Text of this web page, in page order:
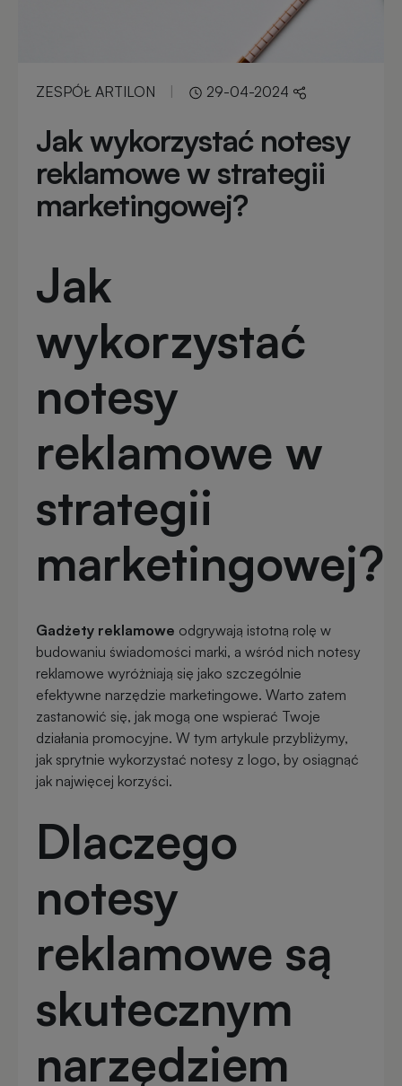
nadrukiem
Notesy
reklamowe
reklamowe
Otwieracze
reklamowe
reklamowe
reklamowe
Czapki
reklamowe
Gry
nadrukiem
reklamowe
Kredki
reklamowe
Gadżety
placówek
Gadżety
PREMIUM
Gadżety
dzieci
Gadżety
Gadżety
biurowe
Gadżety
Wielkanocne
Gadżety
Elektronika
reklamowa
Gadżety
survivalowe
Gadżety
event
ZESPÓŁ ARTILON | 29-04-2024
Jak wykorzystać notesy
reklamowe w strategii
marketingowej?
Jak
wykorzystać
notesy
reklamowe w
strategii
marketingowej?
Gadżety reklamowe odgrywają istotną rolę w
budowaniu świadomości marki, a wśród nich notesy
reklamowe wyróżniają się jako szczególnie
efektywne narzędzie marketingowe. Warto zatem
zastanowić się, jak mogą one wspierać Twoje
działania promocyjne. W tym artykule przybliżymy,
jak sprytnie wykorzystać notesy z logo, by osiągnąć
jak najwięcej korzyści.
Dlaczego
notesy
reklamowe są
skutecznym
narzędziem